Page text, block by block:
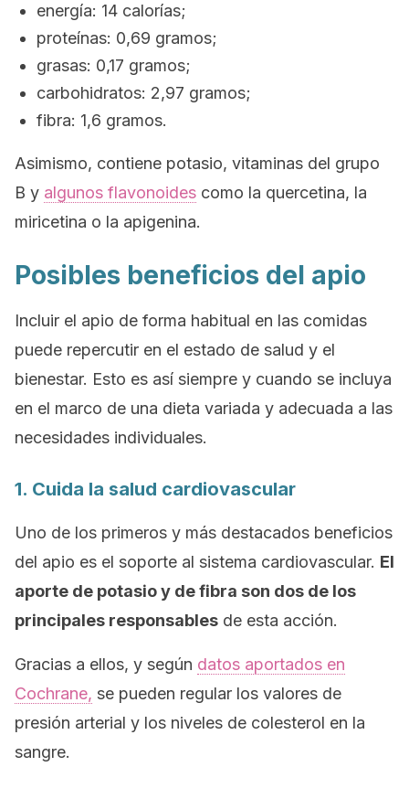
energía: 14 calorías;
proteínas: 0,69 gramos;
grasas: 0,17 gramos;
carbohidratos: 2,97 gramos;
fibra: 1,6 gramos.
Asimismo, contiene potasio, vitaminas del grupo
B y algunos flavonoides como la quercetina, la
miricetina o la apigenina.
Posibles beneficios del apio
Incluir el apio de forma habitual en las comidas
puede repercutir en el estado de salud y el
bienestar. Esto es así siempre y cuando se incluya
en el marco de una dieta variada y adecuada a las
necesidades individuales.
1. Cuida la salud cardiovascular
Uno de los primeros y más destacados beneficios
del apio es el soporte al sistema cardiovascular. El
aporte de potasio y de fibra son dos de los
principales responsables de esta acción.
Gracias a ellos, y según datos aportados en
Cochrane, se pueden regular los valores de
presión arterial y los niveles de colesterol en la
sangre.